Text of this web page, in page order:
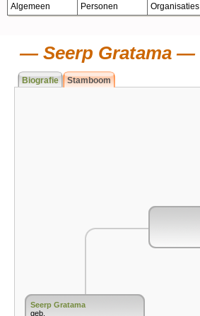
Algemeen Personen Organisaties
Seerp Gratama
Biografie Stamboom
Seerp Gratama
geb.